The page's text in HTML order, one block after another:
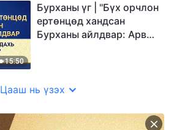
15:50
Бурханы үг | "Бүх орчлон
ертөнцөд хандсан
Бурханы айлдвар: Арван
Цааш нь үзэх